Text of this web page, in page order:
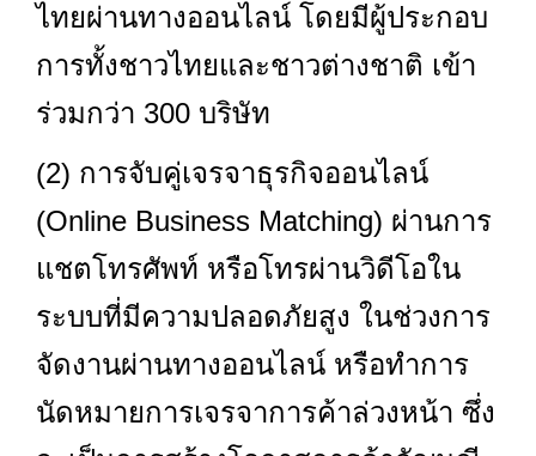
ไทยผ่านทางออนไลน์ โดยมีผู้ประกอบ
การทั้งชาวไทยและชาวต่างชาติ เข้า
ร่วมกว่า 300 บริษัท
(2) การจับคู่เจรจาธุรกิจออนไลน์
(Online Business Matching) ผ่านการ
แชตโทรศัพท์ หรือโทรผ่านวิดีโอใน
ระบบที่มีความปลอดภัยสูง ในช่วงการ
จัดงานผ่านทางออนไลน์ หรือทำการ
นัดหมายการเจรจาการค้าล่วงหน้า ซึ่ง